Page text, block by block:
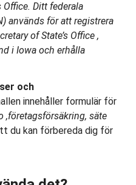
Office. Ditt federala
används för att registrera
of State’s Office ,
i Iowa och erhålla
och
innehåller formulär för
,företagsförsäkring, säte
du kan förbereda dig för